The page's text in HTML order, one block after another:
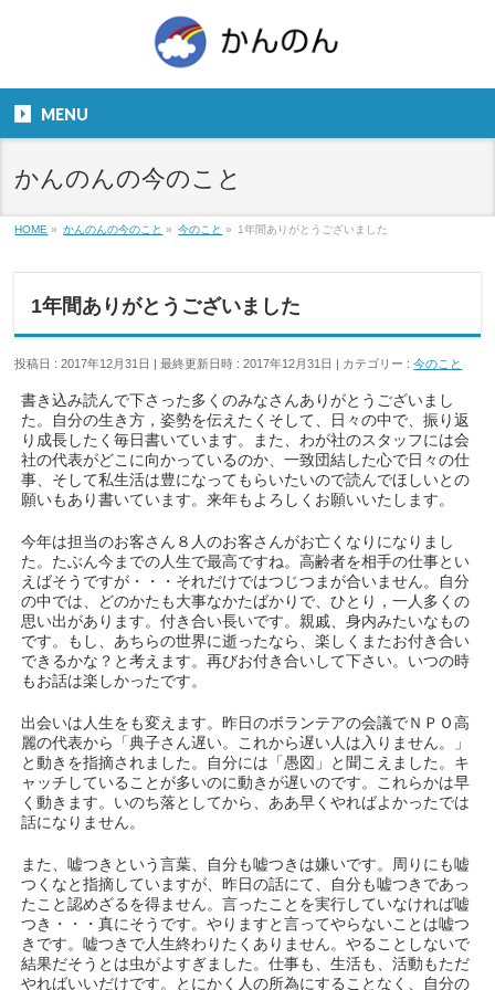
９：００～１８：００
MENU
かんのんの今のこと
HOME » かんのんの今のこと » 今のこと » 1年間ありがとうございました
1年間ありがとうございました
投稿日 : 2017年12月31日 最終更新日時 : 2017年12月31日 カテゴリー :今のこと
書き込み読んで下さった多くのみなさんありがとうございまし
た。自分の生き方，姿勢を伝えたくそして、日々の中で、振り返
り成長したく毎日書いています。また、わが社のスタッフには会
社の代表がどこに向かっているのか、一致団結した心で日々の仕
事、そして私生活は豊になってもらいたいので読んでほしいとの
願いもあり書いています。来年もよろしくお願いいたします。
今年は担当のお客さん８人のお客さんがお亡くなりになりまし
た。たぶん今までの人生で最高ですね。高齢者を相手の仕事とい
えばそうですが・・・それだけではつじつまが合いません。自分
の中では、どのかたも大事なかたばかりで、ひとり，一人多くの
思い出があります。付き合い長いです。親戚、身内みたいなもの
です。もし、あちらの世界に逝ったなら、楽しくまたお付き合い
できるかな？と考えます。再びお付き合いして下さい。いつの時
もお話は楽しかったです。
出会いは人生をも変えます。昨日のボランテアの会議でＮＰＯ高
麗の代表から「典子さん遅い。これから遅い人は入りません。」
と動きを指摘されました。自分には「愚図」と聞こえました。キ
ャッチしていることが多いのに動きが遅いのです。これらかは早
く動きます。いのち落としてから、ああ早くやればよかったでは
話になりません。
また、嘘つきという言葉、自分も嘘つきは嫌いです。周りにも嘘
つくなと指摘していますが、昨日の話にて、自分も嘘つきであっ
たこと認めざるを得ません。言ったことを実行していなければ嘘
つき・・・真にそうです。やりますと言ってやらないことは嘘つ
きです。嘘つきで人生終わりたくありません。やることしないで
結果だそうとは虫がよすぎました。仕事も、生活も、活動もただ
やればいいだけです。とにかく人の所為にすることなく、自分の